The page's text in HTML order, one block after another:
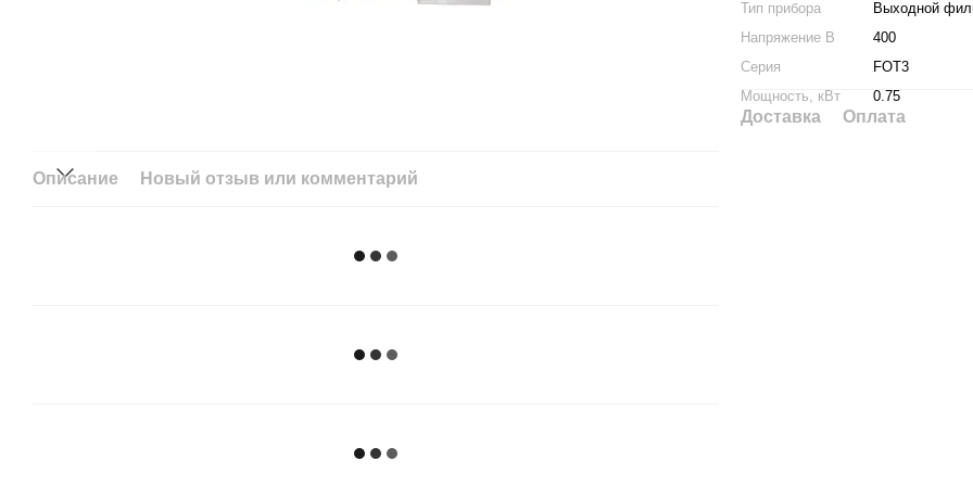
Описание Новый отзыв или комментарий
Тип прибора
Выходной
Напряжение В
400
Серия
FOT3
Мощность, кВт
0.75
Доставка Оплата